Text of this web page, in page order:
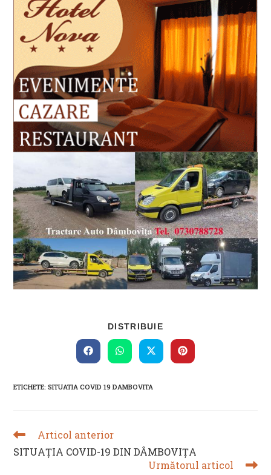
DISTRIBUIE
THIS
CONTENT
Opens
in
window
Opens
in
window
Opens
in
window
Opens
in
ETICHETE:SITUATIA COVID 19 DAMBOVITA
READ
ARTICLES
Articol anterior
SITUAȚIA COVID-19 DIN DÂMBOVIȚA
Următorul articol